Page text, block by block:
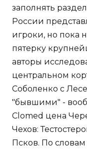
заполнять
России
игроки, но пока
пятерку
авторы
центральном
Соболенко с
"бывшими" -
Clomed цена
Чехов:
Псков. По